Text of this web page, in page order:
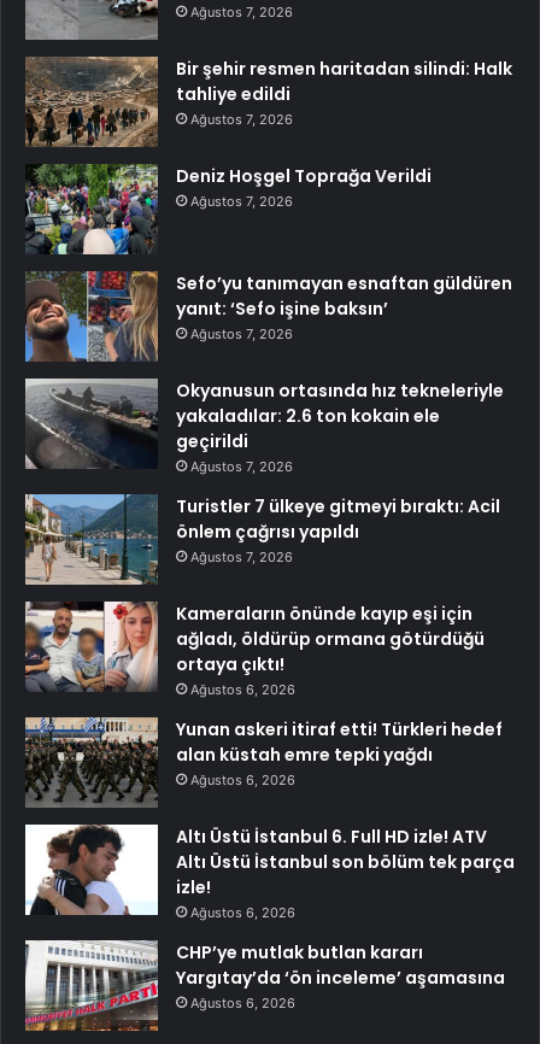
Ağustos 7, 2026
Bir şehir resmen haritadan silindi: Halk
tahliye edildi
Ağustos 7, 2026
Deniz Hoşgel Toprağa Verildi
Ağustos 7, 2026
Sefo’yu tanımayan esnaftan güldüren
yanıt: ‘Sefo işine baksın’
Ağustos 7, 2026
Okyanusun ortasında hız tekneleriyle
yakaladılar: 2.6 ton kokain ele
geçirildi
Ağustos 7, 2026
Turistler 7 ülkeye gitmeyi bıraktı: Acil
önlem çağrısı yapıldı
Ağustos 7, 2026
Kameraların önünde kayıp eşi için
ağladı, öldürüp ormana götürdüğü
ortaya çıktı!
Ağustos 6, 2026
Yunan askeri itiraf etti! Türkleri hedef
alan küstah emre tepki yağdı
Ağustos 6, 2026
Altı Üstü İstanbul 6. Full HD izle! ATV
Altı Üstü İstanbul son bölüm tek parça
izle!
Ağustos 6, 2026
CHP’ye mutlak butlan kararı
Yargıtay’da ‘ön inceleme’ aşamasına
Ağustos 6, 2026